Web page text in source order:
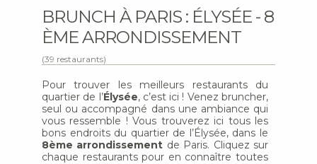
BRUNCH À PARIS : ÉLYSÉE - 8
ÈME ARRONDISSEMENT
(39 restaurants)
Pour trouver les meilleurs restaurants du
quartier de l’Élysée, c’est ici ! Venez bruncher,
seul ou accompagné dans une ambiance qui
vous ressemble ! Vous trouverez ici tous les
bons endroits du quartier de l’Élysée, dans le
8ème arrondissement de Paris. Cliquez sur
chaque restaurants pour en connaître toutes